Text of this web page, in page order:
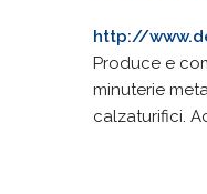
http://
Produce e
minuterie
calzaturifici.